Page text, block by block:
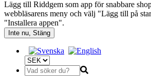
Lägg till Riddgem som app för snabbare
webbläsarens meny och välj "Lägg till på
"Installera appen".
Inte nu, Stäng